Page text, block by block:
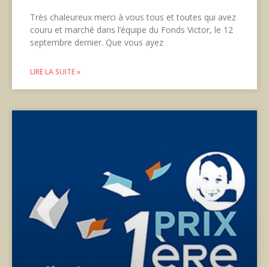
Très chaleureux merci à vous tous et toutes qui avez
couru et marché dans l’équipe du Fonds Victor, le 12
septembre dernier. Que vous ayez
LIRE LA SUITE »